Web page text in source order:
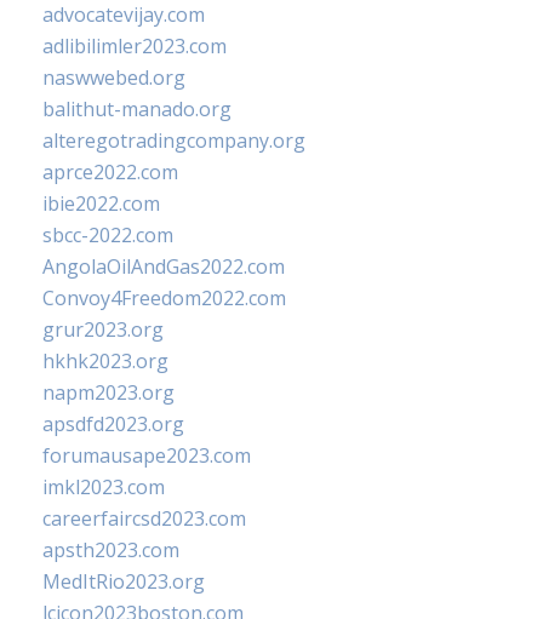
advocatevijay.com
adlibilimler2023.com
naswwebed.org
balithut-manado.org
alteregotradingcompany.org
aprce2022.com
ibie2022.com
sbcc-2022.com
AngolaOilAndGas2022.com
Convoy4Freedom2022.com
grur2023.org
hkhk2023.org
napm2023.org
apsdfd2023.org
forumausape2023.com
imkl2023.com
careerfaircsd2023.com
apsth2023.com
MedItRio2023.org
lcicon2023boston.com